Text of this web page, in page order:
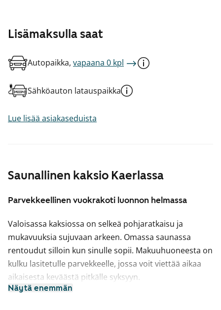
Saunallinen kaksio Kaerlassa
Parvekkeellinen vuokrakoti luonnon helmassa
Valoisassa kaksiossa on selkeä pohjaratkaisu ja
mukavuuksia sujuvaan arkeen. Omassa saunassa
rentoudut silloin kun sinulle sopii. Makuuhuoneesta on
kulku lasitetulle parvekkeelle, jossa voit viettää aikaa
aikaisesta keväästä pitkälle syksyyn.
Näytä enemmän
Lisämaksulla saat
Autopaikka, vapaana 0 kpl
Sähköauton latauspaikka
Lue lisää asiakaseduista